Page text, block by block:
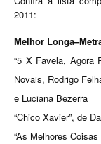
2011:
Melhor
“5 X Favela, Agora
Novais, Rodrigo
e Luciana Bezerra
“Chico Xavier”, de
“As Melhores